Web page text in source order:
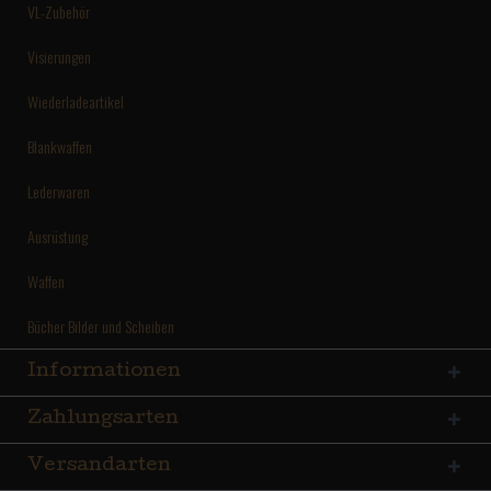
VL-Zubehör
Visierungen
Wiederladeartikel
Blankwaffen
Lederwaren
Ausrüstung
Waffen
Bücher Bilder und Scheiben
Informationen
Zahlungsarten
Versandarten